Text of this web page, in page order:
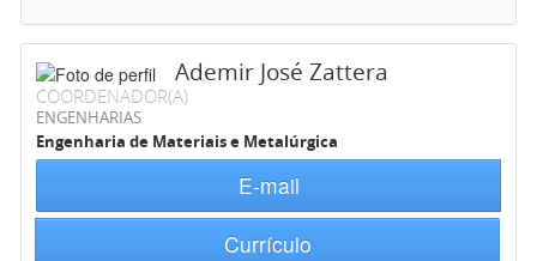
Ademir José Zattera
COORDENADOR(A)
ENGENHARIAS
Engenharia de Materiais e Metalúrgica
E-mail
Currículo